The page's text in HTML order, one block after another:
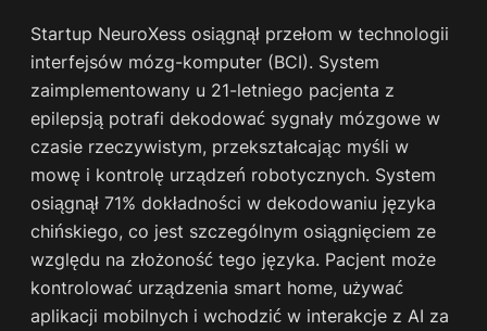
Startup NeuroXess osiągnął przełom w technologii
interfejsów mózg-komputer (BCI). System
zaimplementowany u 21-letniego pacjenta z
epilepsją potrafi dekodować sygnały mózgowe w
czasie rzeczywistym, przekształcając myśli w
mowę i kontrolę urządzeń robotycznych. System
osiągnął 71% dokładności w dekodowaniu języka
chińskiego, co jest szczególnym osiągnięciem ze
względu na złożoność tego języka. Pacjent może
kontrolować urządzenia smart home, używać
aplikacji mobilnych i wchodzić w interakcje z AI za